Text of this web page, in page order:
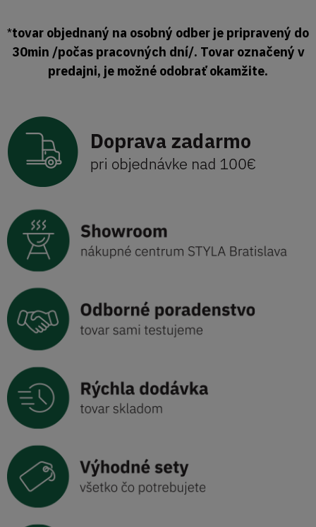
*tovar objednaný na osobný odber je pripravený do
30min /počas pracovných dní/. Tovar označený v
predajni, je možné odobrať okamžite.